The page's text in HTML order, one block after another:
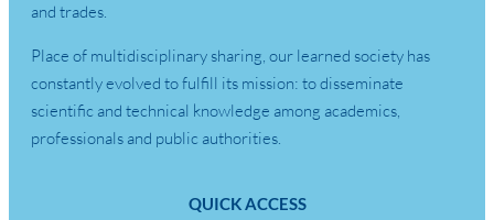
and trades.
Place of multidisciplinary sharing, our learned society has
constantly evolved to fulfill its mission: to disseminate
scientific and technical knowledge among academics,
professionals and public authorities.
QUICK ACCESS